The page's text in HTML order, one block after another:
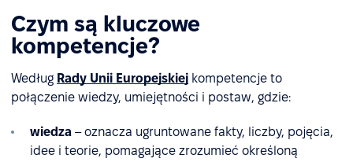
Czym są kluczowe
kompetencje?
Według Rady Unii Europejskiej kompetencje to
połączenie wiedzy, umiejętności i postaw, gdzie:
wiedza – oznacza ugruntowane fakty, liczby, pojęcia,
idee i teorie, pomagające zrozumieć określoną